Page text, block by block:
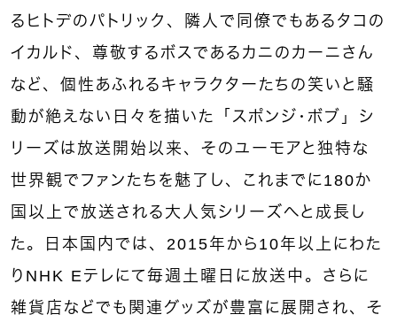
るヒトデのパトリック、隣人で同僚でもあるタコの
イカルド、尊敬するボスであるカニのカーニさん
など、個性あふれるキャラクターたちの笑いと騒
動が絶えない日々を描いた「スポンジ・ボブ」シ
リーズは放送開始以来、そのユーモアと独特な
世界観でファンたちを魅了し、これまでに180か
国以上で放送される大人気シリーズへと成長し
た。日本国内では、2015年から10年以上にわた
りNHK Eテレにて毎週土曜日に放送中。さらに
雑貨店などでも関連グッズが豊富に展開され、そ